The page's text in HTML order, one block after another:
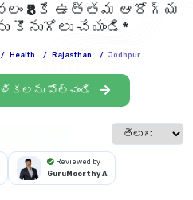
₹8కే ఉత్తమ ఆరోగ్య
చేయండి*
/ Health / Rajasthan / Jodhpur
పోల్చండి
Select
Reviewed by
GuruMoorthy A